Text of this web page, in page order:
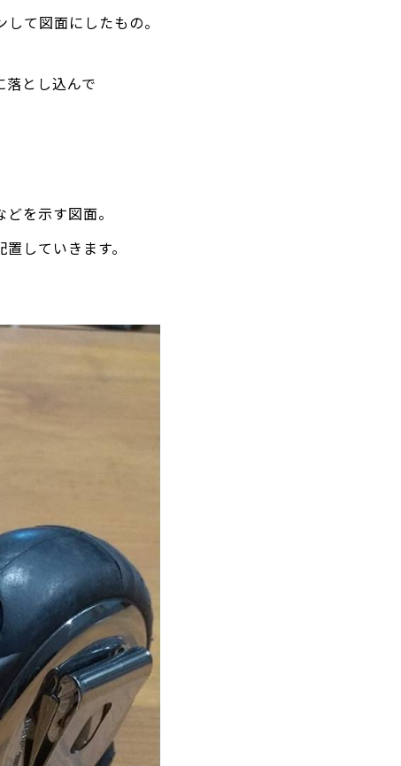
て図面にしたもの。
とし込んで
を示す図面。
していきます。